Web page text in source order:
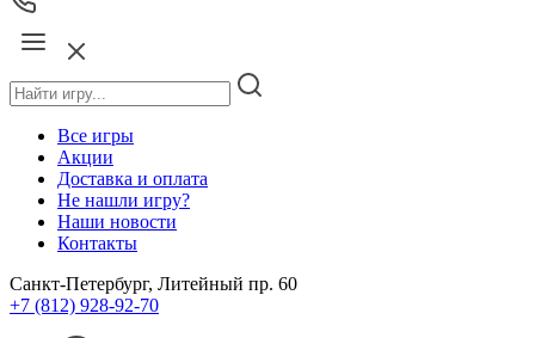
Все игры
Акции
Доставка и оплата
Не нашли игру?
Наши новости
Контакты
Санкт-Петербург, Литейный пр. 60
+7 (812) 928-92-70